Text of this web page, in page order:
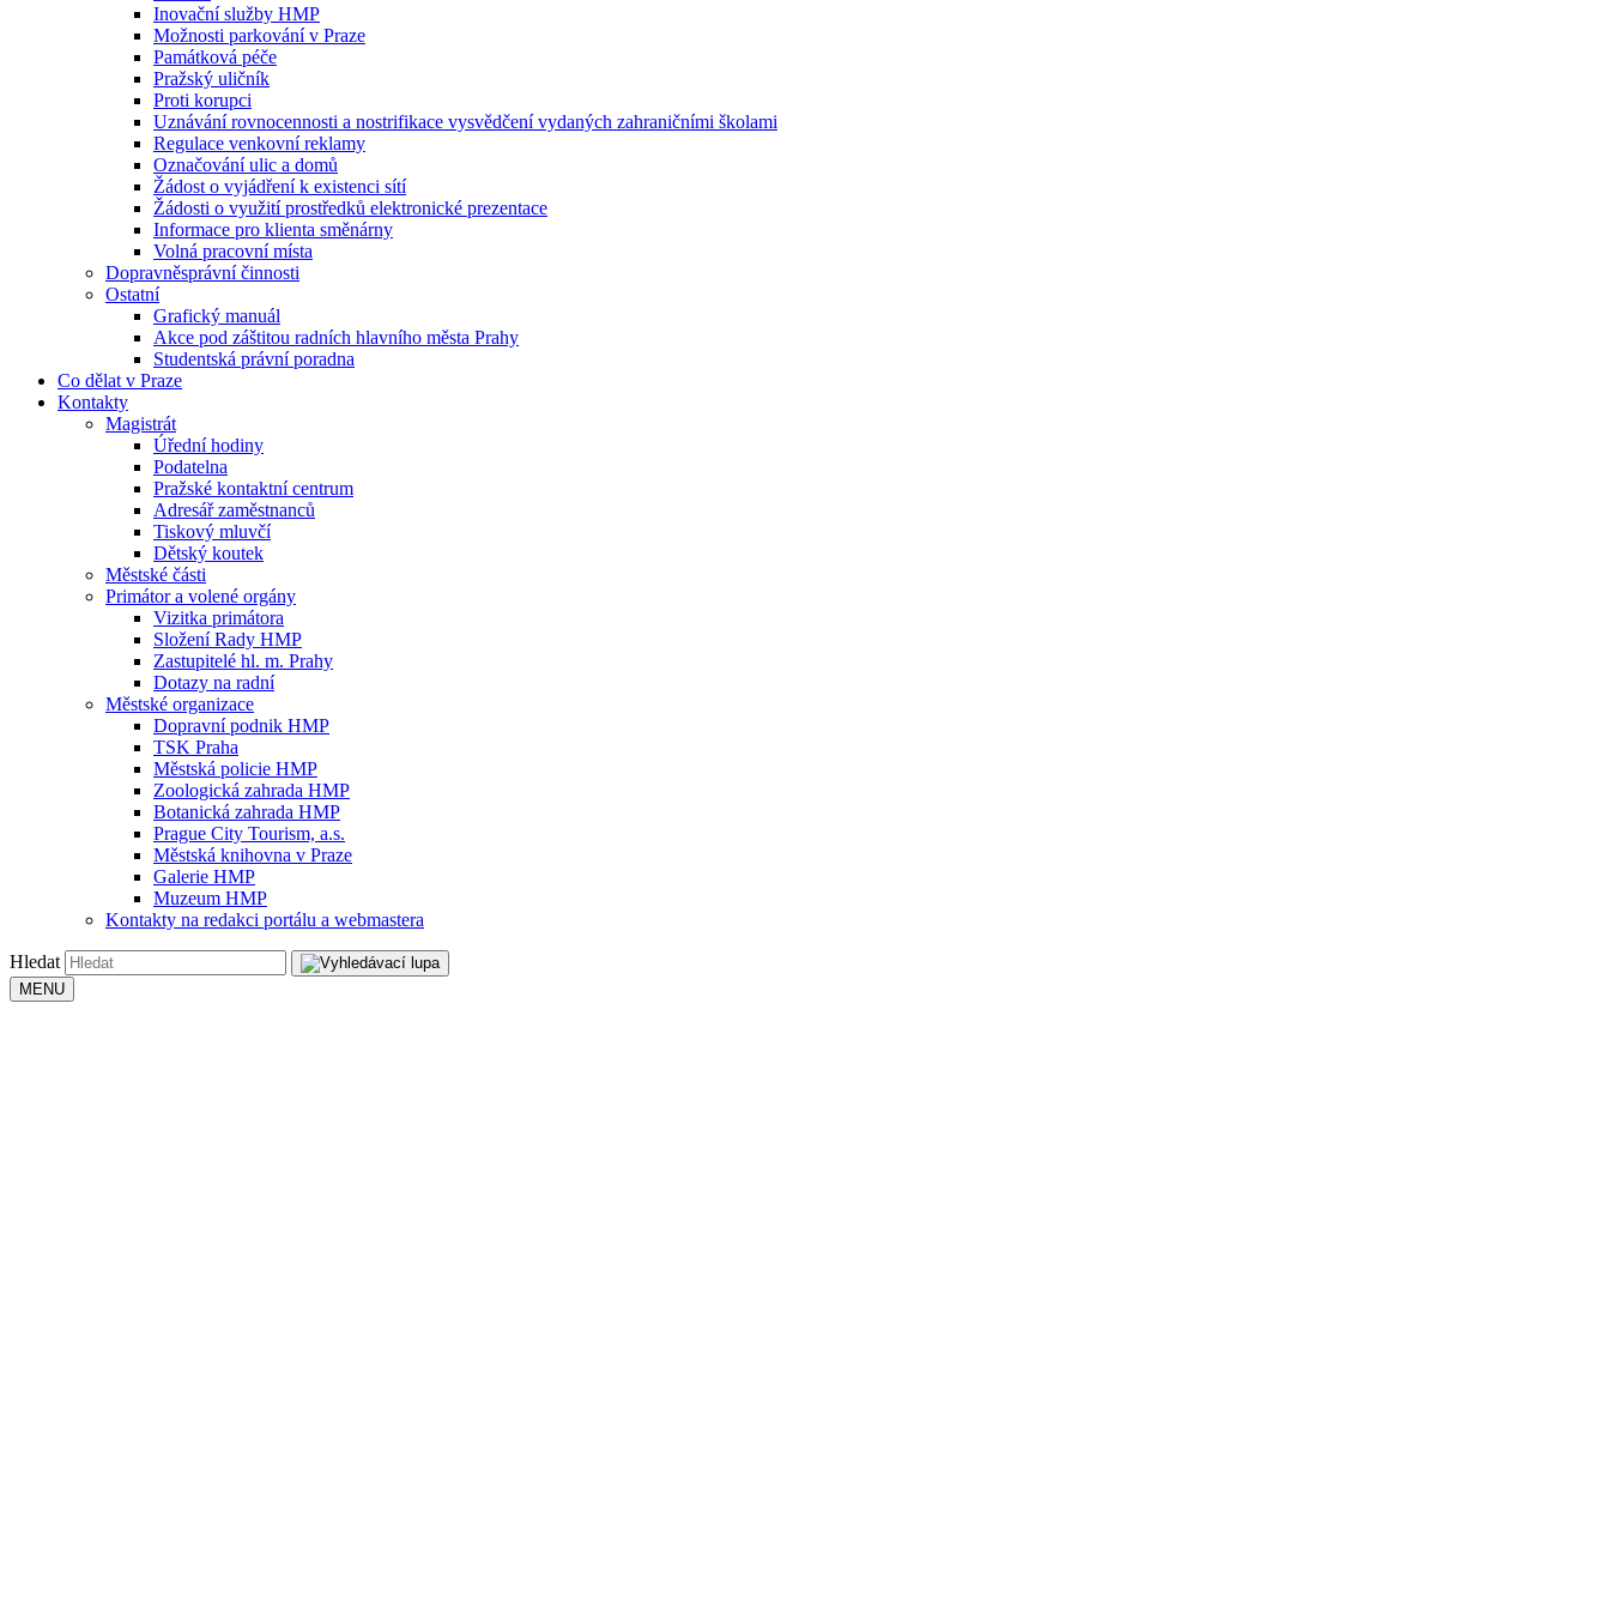
Inovační služby HMP
Možnosti parkování v Praze
Památková péče
Pražský uličník
Proti korupci
Uznávání rovnocennosti a nostrifikace vysvědčení vydaných zahraničními školami
Regulace venkovní reklamy
Označování ulic a domů
Žádost o vyjádření k existenci sítí
Žádosti o využití prostředků elektronické prezentace
Informace pro klienta směnárny
Volná pracovní místa
Dopravněsprávní činnosti
Ostatní
Grafický manuál
Akce pod záštitou radních hlavního města Prahy
Studentská právní poradna
Co dělat v Praze
Kontakty
Magistrát
Úřední hodiny
Podatelna
Pražské kontaktní centrum
Adresář zaměstnanců
Tiskový mluvčí
Dětský koutek
Městské části
Primátor a volené orgány
Vizitka primátora
Složení Rady HMP
Zastupitelé hl. m. Prahy
Dotazy na radní
Městské organizace
Dopravní podnik HMP
TSK Praha
Městská policie HMP
Zoologická zahrada HMP
Botanická zahrada HMP
Prague City Tourism, a.s.
Městská knihovna v Praze
Galerie HMP
Muzeum HMP
Kontakty na redakci portálu a webmastera
Hledat
MENU